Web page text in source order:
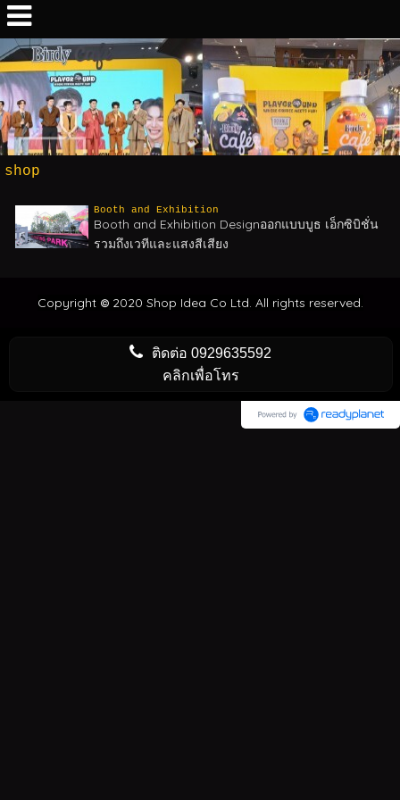
shop
Booth and Exhibition
Booth and Exhibition Designออกแบบบูธ เอ็กซิบิชั่น
รวมถึงเวทีและแสงสีเสียง
Copyright © 2020 Shop Idea Co Ltd. All rights reserved.
ติดต่อ0929635592
คลิกเพื่อโทร